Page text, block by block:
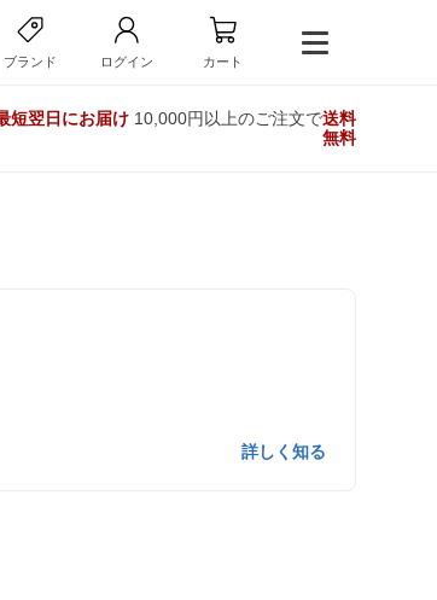
ブランド ログイン カート
短翌日にお届け10,000円以上のご注文で送料
無料
詳しく知る